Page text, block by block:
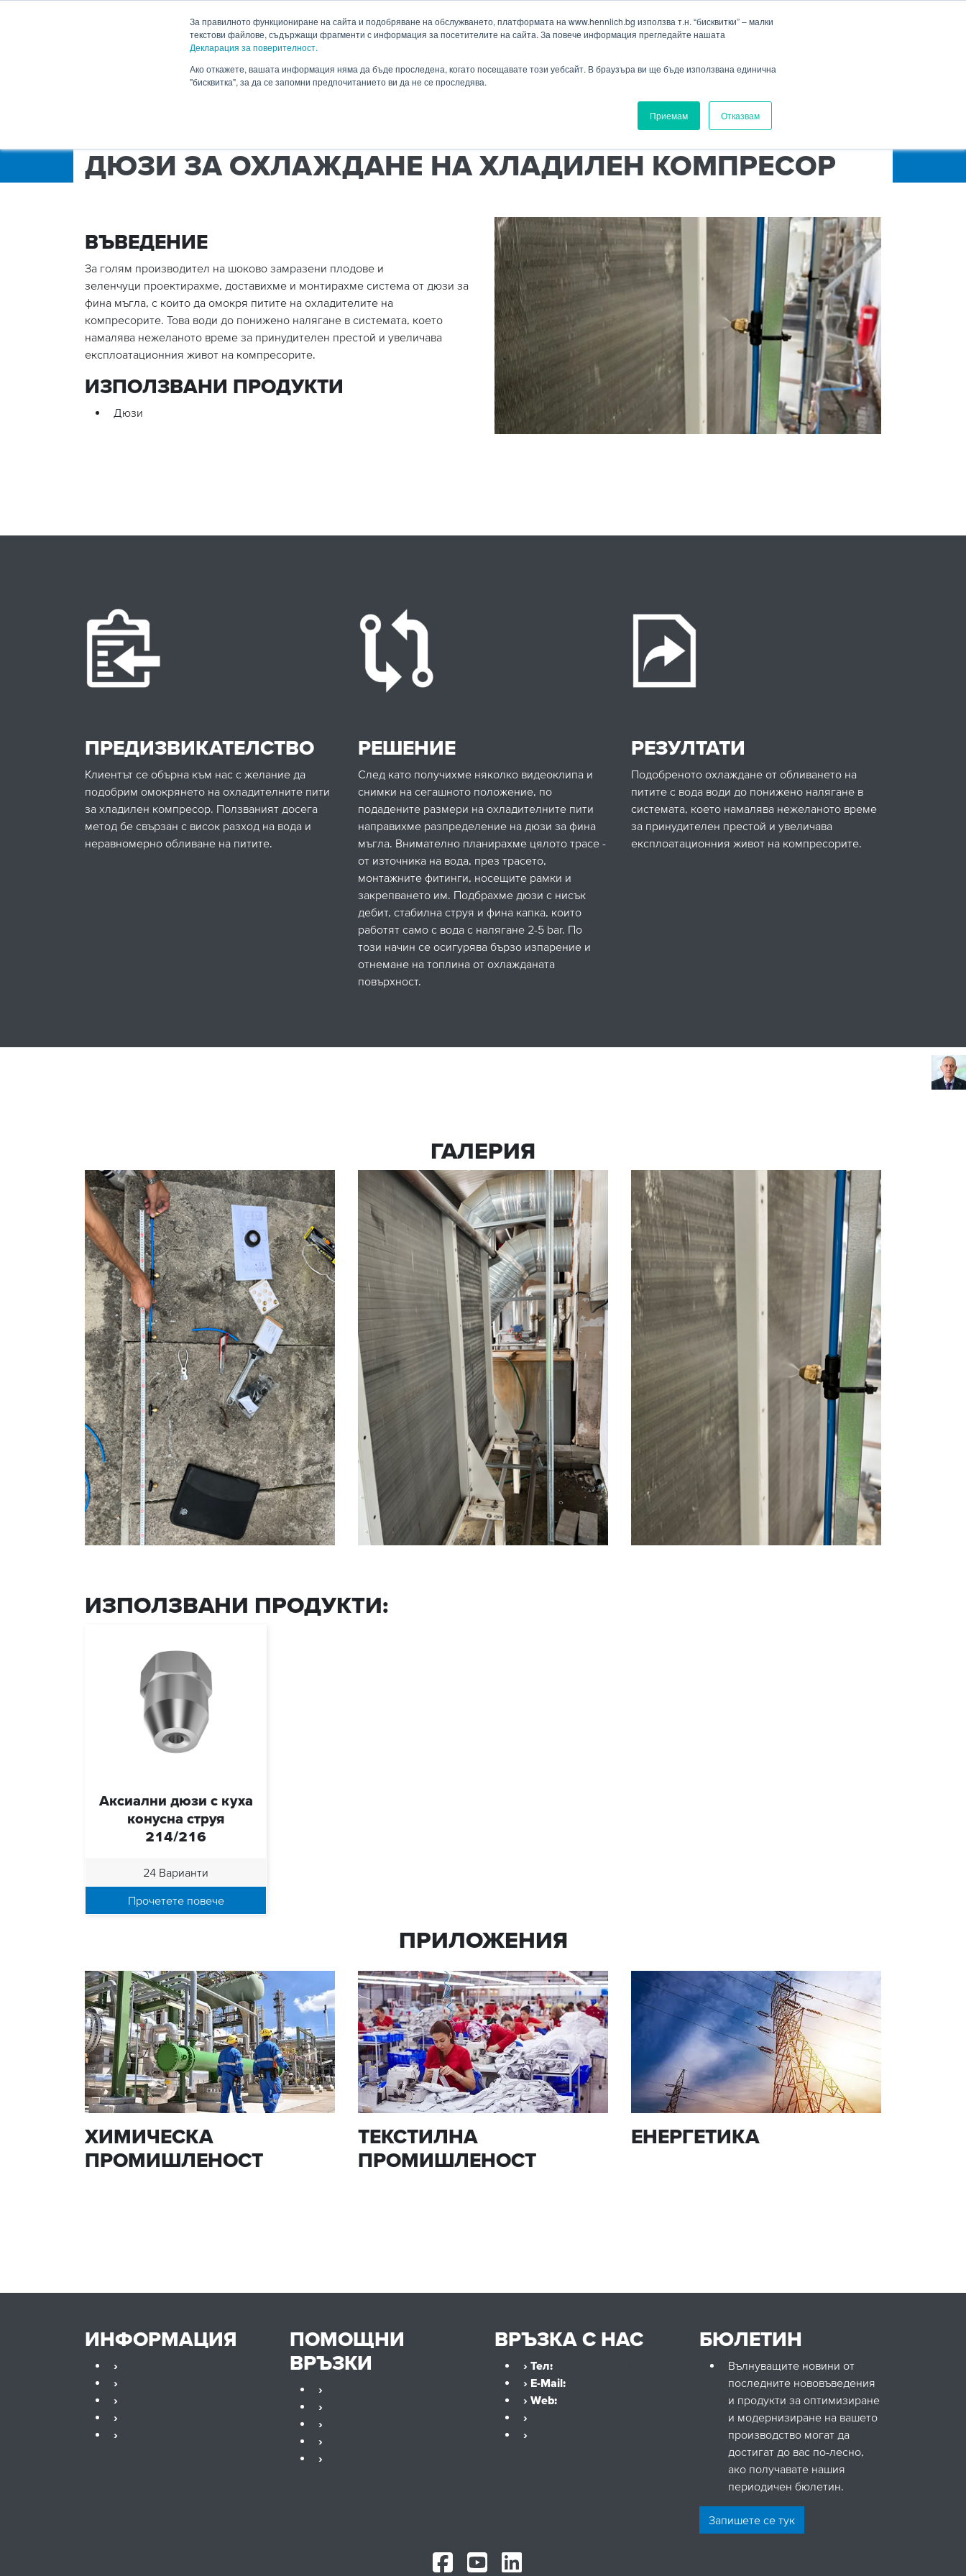
За правилното функциониране на сайта и подобряване на обслужването, платформата на www.hennlich.bg използва т.н. “бисквитки” – малки
текстови файлове, съдържащи фрагменти с информация за посетителите на сайта. За повече информация прегледайте нашата
Декларация за поверителност.
Ако откажете, вашата информация няма да бъде проследена, когато посещавате този уебсайт. В браузъра ви ще бъде използвана единична
"бисквитка", за да се запомни предпочитанието ви да не се проследява.
Приемам Отказвам
Падащо меню ФирмаПадащо меню Кариера
HENNLICH
Продукти Приложения
Търсене
ДЮЗИ ЗА ОХЛАЖДАНЕ НА ХЛАДИЛЕН КОМПРЕСОР
ВЪВЕДЕНИЕ
За голям производител на шоково замразени плодове и
зеленчуци проектирахме, доставихме и монтирахме система от дюзи за
фина мъгла, с които да омокря питите на охладителите на
компресорите. Това води до понижено налягане в системата, което
намалява нежеланото време за принудителен престой и увеличава
експлоатационния живот на компресорите.
ИЗПОЛЗВАНИ ПРОДУКТИ
Дюзи
ПРЕДИЗВИКАТЕЛСТВО
Клиентът се обърна към нас с желание да
подобрим омокрянето на охладителните пити
за хладилен компресор. Ползваният досега
метод бе свързан с висок разход на вода и
неравномерно обливане на питите.
РЕШЕНИЕ
След като получихме няколко видеоклипа и
снимки на сегашното положение, по
подадените размери на охладителните пити
направихме разпределение на дюзи за фина
мъгла. Внимателно планирахме цялото трасе -
от източника на вода, през трасето,
монтажните фитинги, носещите рамки и
закрепването им. Подбрахме дюзи с нисък
дебит, стабилна струя и фина капка, които
работят само с вода с налягане 2-5 bar. По
този начин се осигурява бързо изпарение и
отнемане на топлина от охлажданата
повърхност.
РЕЗУЛТАТИ
Подобреното охлаждане от обливането на
питите с вода води до понижено налягане в
системата, което намалява нежеланото време
за принудителен престой и увеличава
експлоатационния живот на компресорите.
ГАЛЕРИЯ
ИЗПОЛЗВАНИ ПРОДУКТИ:
Аксиални дюзи с куха
конусна струя
214/216
24 Варианти
Прочетете повече
ПРИЛОЖЕНИЯ
ХИМИЧЕСКА
ПРОМИШЛЕНОСТ
ТЕКСТИЛНА
ПРОМИШЛЕНОСТ
ЕНЕРГЕТИКА
ИНФОРМАЦИЯ
›
›
›
›
›
ПОМОЩНИ
ВРЪЗКИ
›
›
›
›
›
ВРЪЗКА С НАС
› Тел:
› E-Mail:
› Web:
›
›
БЮЛЕТИН
Вълнуващите новини от
последните нововъведения
и продукти за оптимизиране
и модернизиране на вашето
производство могат да
достигат до вас по-лесно,
ако получавате нашия
периодичен бюлетин.
Запишете се тук